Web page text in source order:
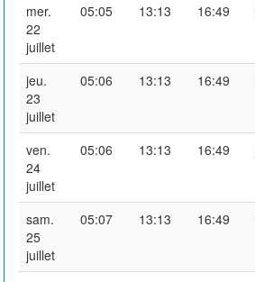
mer.
22
juillet
05:05 13:13 16:49
jeu.
23
juillet
05:06 13:13 16:49
ven.
24
juillet
05:06 13:13 16:49
sam.
25
juillet
05:07 13:13 16:49